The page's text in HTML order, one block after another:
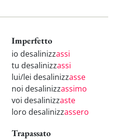
Imperfetto
io desalinizzassi
tu desalinizzassi
lui/lei desalinizzasse
noi desalinizzassimo
voi desalinizzaste
loro desalinizzassero
Trapassato